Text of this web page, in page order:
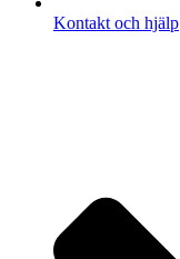
Kontakt och hjälp